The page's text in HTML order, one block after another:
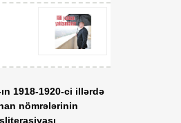
təşkili
207
1918-1920-ci illərdə
nömrələrinin